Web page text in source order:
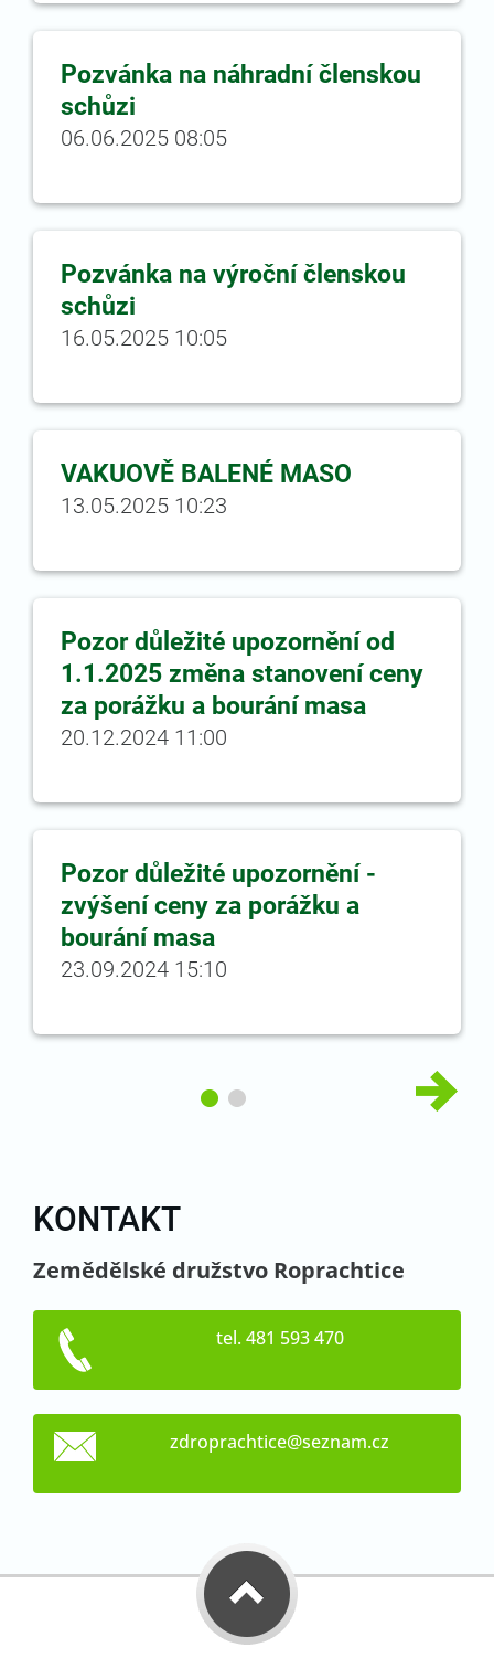
Pozvánka na náhradní členskou
schůzi
06.06.2025 08:05
Pozvánka na výroční členskou
schůzi
16.05.2025 10:05
VAKUOVĚ BALENÉ MASO
13.05.2025 10:23
Pozor důležité upozornění od
1.1.2025 změna stanovení ceny
za porážku a bourání masa
20.12.2024 11:00
Pozor důležité upozornění -
zvýšení ceny za porážku a
bourání masa
23.09.2024 15:10
KONTAKT
Zemědělské družstvo Roprachtice
tel. 481 593 470
zdroprachtice@seznam.cz